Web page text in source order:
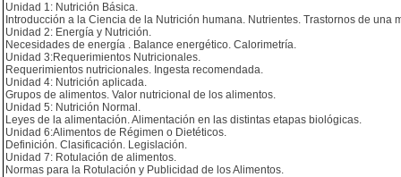
Unidad 1: Nutrición Básica.
Introducción a la Ciencia de la Nutrición humana. Nutrientes. Trastornos de una
Unidad 2: Energía y Nutrición.
Necesidades de energía . Balance energético. Calorimetría.
Unidad 3:Requerimientos Nutricionales.
Requerimientos nutricionales. Ingesta recomendada.
Unidad 4: Nutrición aplicada.
Grupos de alimentos. Valor nutricional de los alimentos.
Unidad 5: Nutrición Normal.
Leyes de la alimentación. Alimentación en las distintas etapas biológicas.
Unidad 6:Alimentos de Régimen o Dietéticos.
Definición. Clasificación. Legislación.
Unidad 7: Rotulación de alimentos.
Normas para la Rotulación y Publicidad de los Alimentos.